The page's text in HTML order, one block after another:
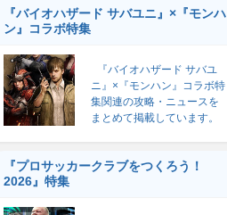
『バイオハザード サバユニ』×『モンハ
ン』コラボ特集
『バイオハザード サバユ
ニ』×『モンハン』コラボ特
集関連の攻略・ニュースを
まとめて掲載しています。
『プロサッカークラブをつくろう！
2026』特集